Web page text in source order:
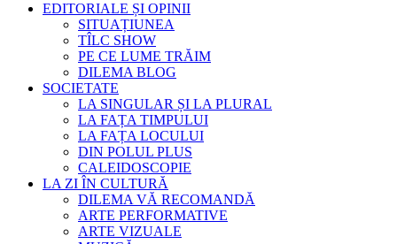
EDITORIALE ȘI OPINII
SITUAȚIUNEA
TÎLC SHOW
PE CE LUME TRĂIM
DILEMA BLOG
SOCIETATE
LA SINGULAR ȘI LA PLURAL
LA FAȚA TIMPULUI
LA FAȚA LOCULUI
DIN POLUL PLUS
CALEIDOSCOPIE
LA ZI ÎN CULTURĂ
DILEMA VĂ RECOMANDĂ
ARTE PERFORMATIVE
ARTE VIZUALE